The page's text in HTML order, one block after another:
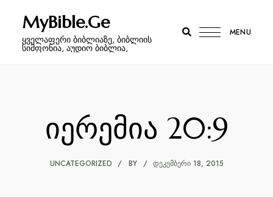
MyBible.Ge
ყველაფერი ბიბლიაზე, ბიბლიის
სიმფონია, აუდიო ბიბლია,
MENU
იერემია 20:9
UNCATEGORIZED BY ᲓᲔᲙᲔᲛᲑᲔᲠᲘ 18, 2015